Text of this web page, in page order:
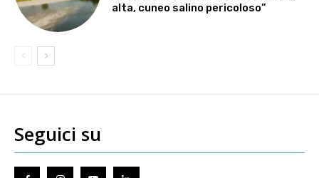
alta, cuneo salino pericoloso”
Seguici su